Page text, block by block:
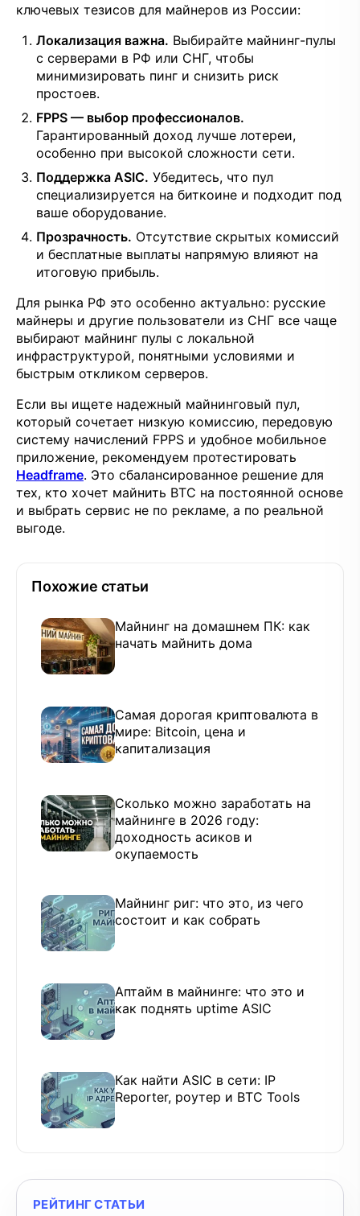
ключевых тезисов для майнеров из России:
Локализация важна. Выбирайте майнинг-пулы
с серверами в РФ или СНГ, чтобы
минимизировать пинг и снизить риск
простоев.
FPPS — выбор профессионалов.
Гарантированный доход лучше лотереи,
особенно при высокой сложности сети.
Поддержка ASIC. Убедитесь, что пул
специализируется на биткоине и подходит под
ваше оборудование.
Прозрачность. Отсутствие скрытых комиссий
и бесплатные выплаты напрямую влияют на
итоговую прибыль.
Для рынка РФ это особенно актуально: русские
майнеры и другие пользователи из СНГ все чаще
выбирают майнинг пулы с локальной
инфраструктурой, понятными условиями и
быстрым откликом серверов.
Если вы ищете надежный майнинговый пул,
который сочетает низкую комиссию, передовую
систему начислений FPPS и удобное мобильное
приложение, рекомендуем протестировать
Headframe. Это сбалансированное решение для
тех, кто хочет майнить BTC на постоянной основе
и выбрать сервис не по рекламе, а по реальной
выгоде.
Похожие статьи
Майнинг на домашнем ПК: как
начать майнить дома
Самая дорогая криптовалюта в
мире: Bitcoin, цена и
капитализация
Сколько можно заработать на
майнинге в 2026 году:
доходность асиков и
окупаемость
Майнинг риг: что это, из чего
состоит и как собрать
Аптайм в майнинге: что это и
как поднять uptime ASIC
Как найти ASIC в сети: IP
Reporter, роутер и BTC Tools
РЕЙТИНГ СТАТЬИ